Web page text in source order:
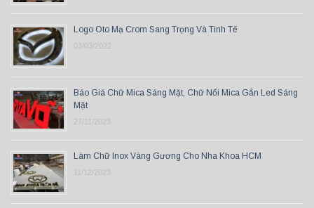
Logo Oto Mạ Crom Sang Trọng Và Tinh Tế
03/03/2022
Báo Giá Chữ Mica Sáng Mặt, Chữ Nổi Mica Gắn Led Sáng
Mặt
27/11/2023
Làm Chữ Inox Vàng Gương Cho Nha Khoa HCM
11/12/2023